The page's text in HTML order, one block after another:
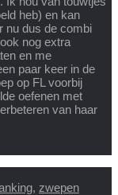
heb) en kan
nu dus de combi
nog extra
en me
paar keer in de
op FL voorbij
oefenen met
van haar
, zwepen